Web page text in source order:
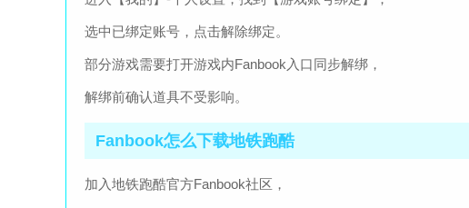
选中已绑定账号，点击解除绑定。
部分游戏需要打开游戏内Fanbook入口同步解绑，
解绑前确认道具不受影响。
Fanbook怎么下载地铁跑酷
加入地铁跑酷官方Fanbook社区，